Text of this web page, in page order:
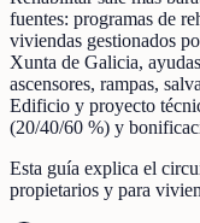
fuentes: programas de
viviendas gestionados
Xunta de Galicia,
ascensores, rampas,
Edificio y proyecto
(20/40/60 %) y
Esta guía explica el
propietarios y para